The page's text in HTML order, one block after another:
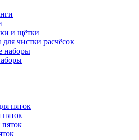
и щётки
чистки расчёсок
пяток